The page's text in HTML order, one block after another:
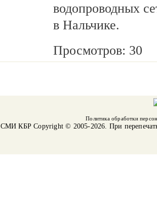
водопроводных
в Нальчике.
Просмотров: 30
Политика обработки
СМИ КБРCopyright © 2005-2026. При